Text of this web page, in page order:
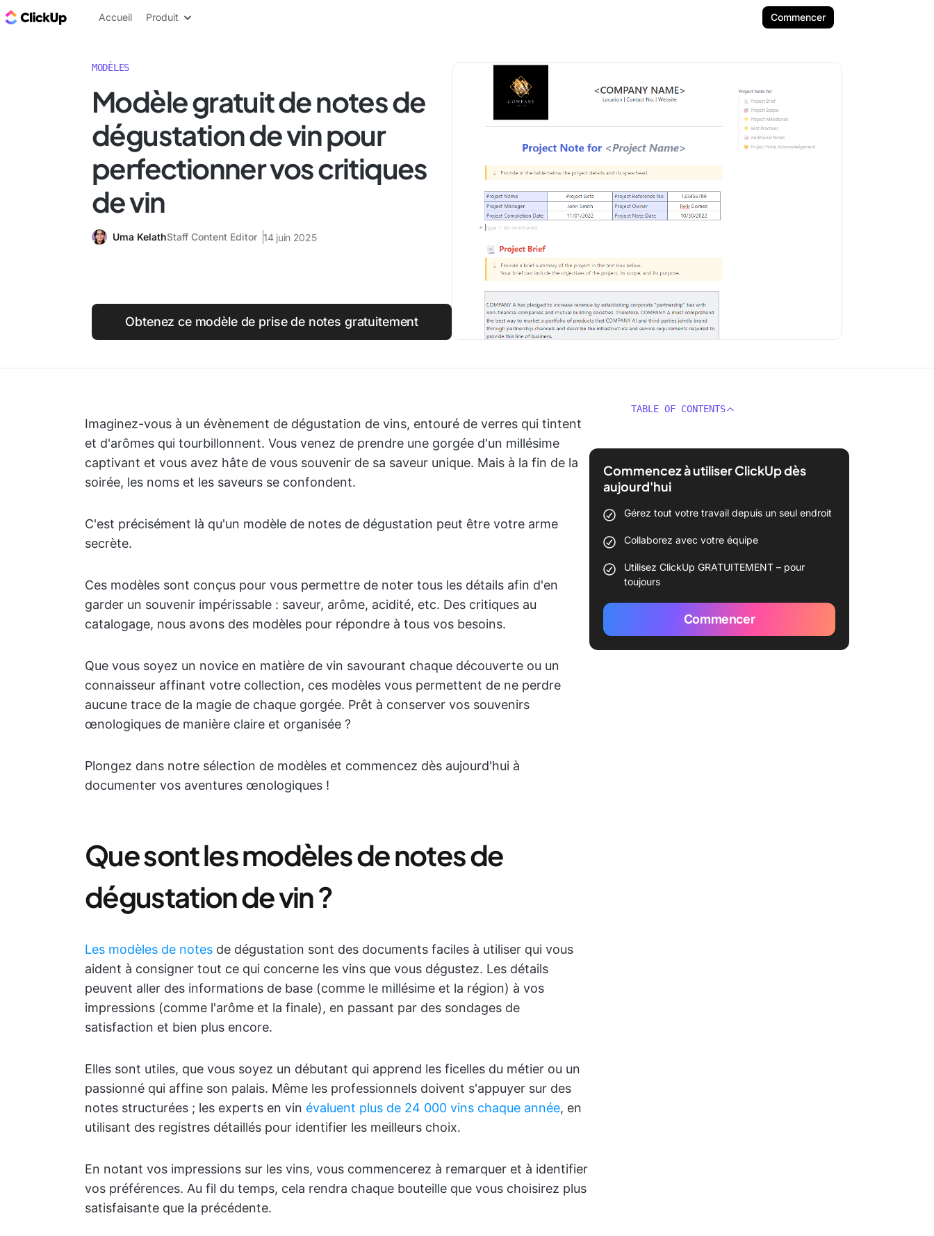
ClickUp Blog
Accueil Produit Commencer
MODÈLES
Modèle gratuit de notes de
dégustation de vin pour
perfectionner vos critiques
de vin
Uma KelathStaff Content Editor 14 juin 2025
Obtenez ce modèle de prise de notes gratuitement
Imaginez-vous à un évènement de dégustation de vins, entouré de verres qui tintent
et d'arômes qui tourbillonnent. Vous venez de prendre une gorgée d'un millésime
captivant et vous avez hâte de vous souvenir de sa saveur unique. Mais à la fin de la
soirée, les noms et les saveurs se confondent.
C'est précisément là qu'un modèle de notes de dégustation peut être votre arme
secrète.
Ces modèles sont conçus pour vous permettre de noter tous les détails afin d'en
garder un souvenir impérissable : saveur, arôme, acidité, etc. Des critiques au
catalogage, nous avons des modèles pour répondre à tous vos besoins.
Que vous soyez un novice en matière de vin savourant chaque découverte ou un
connaisseur affinant votre collection, ces modèles vous permettent de ne perdre
aucune trace de la magie de chaque gorgée. Prêt à conserver vos souvenirs
œnologiques de manière claire et organisée ?
Plongez dans notre sélection de modèles et commencez dès aujourd'hui à
documenter vos aventures œnologiques !
Que sont les modèles de notes de
dégustation de vin ?
Les modèles de notes de dégustation sont des documents faciles à utiliser qui vous
aident à consigner tout ce qui concerne les vins que vous dégustez. Les détails
peuvent aller des informations de base (comme le millésime et la région) à vos
impressions (comme l'arôme et la finale), en passant par des sondages de
satisfaction et bien plus encore.
Elles sont utiles, que vous soyez un débutant qui apprend les ficelles du métier ou un
passionné qui affine son palais. Même les professionnels doivent s'appuyer sur des
notes structurées ; les experts en vin évaluent plus de 24 000 vins chaque année, en
utilisant des registres détaillés pour identifier les meilleurs choix.
En notant vos impressions sur les vins, vous commencerez à remarquer et à identifier
vos préférences. Au fil du temps, cela rendra chaque bouteille que vous choisirez plus
satisfaisante que la précédente.
TABLE OF CONTENTS
Commencez à utiliser ClickUp dès
aujourd'hui
Gérez tout votre travail depuis un seul endroit
Collaborez avec votre équipe
Utilisez ClickUp GRATUITEMENT – pour
toujours
Commencer